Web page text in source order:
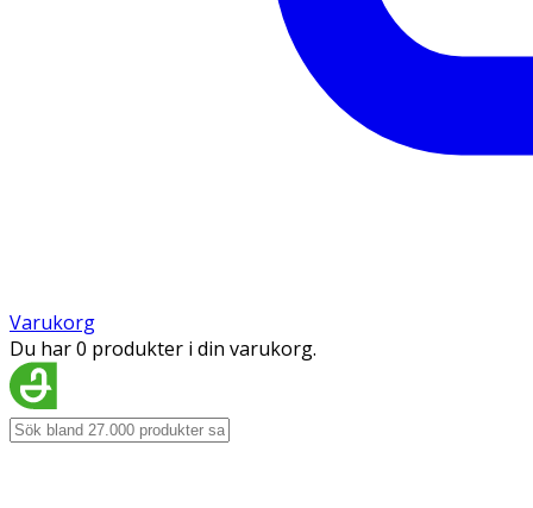
Varukorg
Du har 0 produkter i din varukorg.